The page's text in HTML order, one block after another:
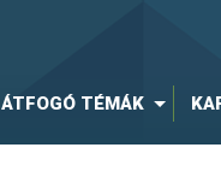
ÁTFOGÓ TÉMÁK